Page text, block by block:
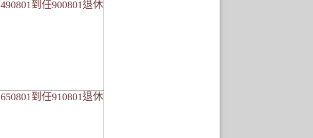
490801到任900801退休
650801到任910801退休